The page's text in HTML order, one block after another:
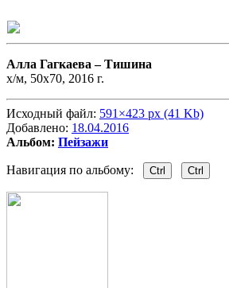
Алла Гагкаева –Тишина
х/м, 50х70, 2016 г.
Исходный файл: 591×423 px (41 Kb)
Добавлено: 18.04.2016
Альбом: Пейзажи
Навигация по альбому: Ctrl Ctrl